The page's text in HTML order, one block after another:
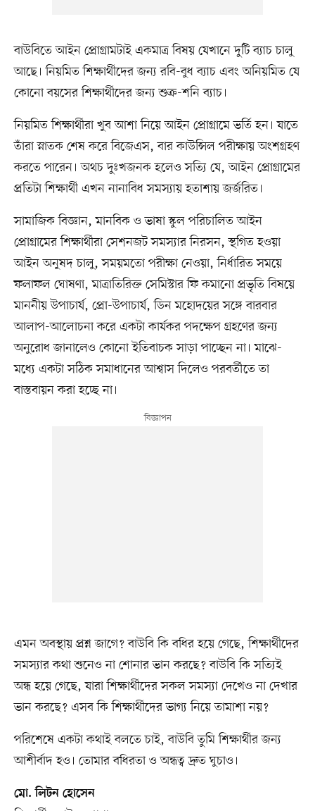
বাউবিতে আইন প্রোগ্রামটাই একমাত্র বিষয় যেখানে দুটি ব্যাচ চালু
আছে। নিয়মিত শিক্ষার্থীদের জন্য রবি-বুধ ব্যাচ এবং অনিয়মিত যে
কোনো বয়সের শিক্ষার্থীদের জন্য শুক্র-শনি ব্যাচ।
নিয়মিত শিক্ষার্থীরা খুব আশা নিয়ে আইন প্রোগ্রামে ভর্তি হন। যাতে
তাঁরা স্নাতক শেষ করে বিজেএস, বার কাউন্সিল পরীক্ষায় অংশগ্রহণ
করতে পারেন। অথচ দুঃখজনক হলেও সত্যি যে, আইন প্রোগ্রামের
প্রতিটা শিক্ষার্থী এখন নানাবিধ সমস্যায় হতাশায় জর্জরিত।
সামাজিক বিজ্ঞান, মানবিক ও ভাষা স্কুল পরিচালিত আইন
প্রোগ্রামের শিক্ষার্থীরা সেশনজট সমস্যার নিরসন, স্থগিত হওয়া
আইন অনুষদ চালু, সময়মতো পরীক্ষা নেওয়া, নির্ধারিত সময়ে
ফলাফল ঘোষণা, মাত্রাতিরিক্ত সেমিস্টার ফি কমানো প্রভৃতি বিষয়ে
মাননীয় উপাচার্য, প্রো-উপাচার্য, ডিন মহোদয়ের সঙ্গে বারবার
আলাপ-আলোচনা করে একটা কার্যকর পদক্ষেপ গ্রহণের জন্য
অনুরোধ জানালেও কোনো ইতিবাচক সাড়া পাচ্ছেন না। মাঝে-
মধ্যে একটা সঠিক সমাধানের আশ্বাস দিলেও পরবর্তীতে তা
বাস্তবায়ন করা হচ্ছে না।
এমন অবস্থায় প্রশ্ন জাগে? বাউবি কি বধির হয়ে গেছে, শিক্ষার্থীদের
সমস্যার কথা শুনেও না শোনার ভান করছে? বাউবি কি সত্যিই
অন্ধ হয়ে গেছে, যারা শিক্ষার্থীদের সকল সমস্যা দেখেও না দেখার
ভান করছে? এসব কি শিক্ষার্থীদের ভাগ্য নিয়ে তামাশা নয়?
পরিশেষে একটা কথাই বলতে চাই, বাউবি তুমি শিক্ষার্থীর জন্য
আশীর্বাদ হও। তোমার বধিরতা ও অন্ধত্ব দ্রুত ঘুচাও।
মো. লিটন হোসেন